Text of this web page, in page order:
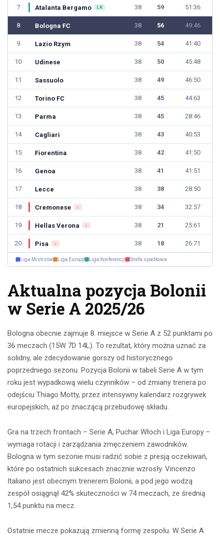
7 Atalanta Bergamo LK 38 59 51:36
8 Bologna FC 38 56 49:46
9 Lazio Rzym 38 54 41:40
10 Udinese 38 50 45:48
11 Sassuolo 38 49 46:50
12 Torino FC 38 45 44:63
13 Parma 38 45 28:46
14 Cagliari 38 43 40:53
15 Fiorentina 38 42 41:50
16 Genoa 38 41 41:51
17 Lecce 38 38 28:50
18 Cremonese ↓ 38 34 32:57
19 Hellas Verona ↓ 38 21 25:61
20 Pisa ↓ 38 18 26:71
Liga Mistrzów Liga Europy Liga Konferencji Strefa spadkowa
Aktualna pozycja Bolonii
w Serie A 2025/26
Bologna obecnie zajmuje 8. miejsce w Serie A z 52 punktami po
36 meczach (15W 7D 14L). To rezultat, który można uznać za
solidny, ale zdecydowanie gorszy od historycznego
poprzedniego sezonu. Pozycja Bolonii w tabeli Serie A w tym
roku jest wypadkową wielu czynników – od zmiany trenera po
odejściu Thiago Motty, przez intensywny kalendarz rozgrywek
europejskich, aż po znaczącą przebudowę składu.
Gra na trzech frontach – Serie A, Puchar Włoch i Liga Europy –
wymaga rotacji i zarządzania zmęczeniem zawodników.
Bologna w tym sezonie musi radzić sobie z presją oczekiwań,
które po ostatnich sukcesach znacznie wzrosły. Vincenzo
Italiano jest obecnym trenerem Bolonii, a pod jego wodzą
zespół osiągnął 42% skuteczności w 74 meczach, ze średnią
1,54 punktu na mecz.
Ostatnie mecze pokazują zmienną formę zespołu. W Serie A